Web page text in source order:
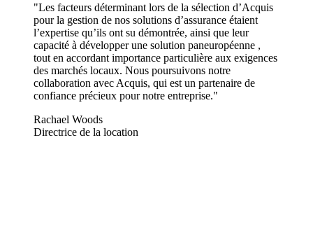
"Les facteurs déterminant lors de la sélection d’Acquis
pour la gestion de nos solutions d’assurance étaient
l’expertise qu’ils ont su démontrée, ainsi que leur
capacité à développer une solution paneuropéenne ,
tout en accordant importance particulière aux exigences
des marchés locaux. Nous poursuivons notre
collaboration avec Acquis, qui est un partenaire de
confiance précieux pour notre entreprise."
Rachael Woods
Directrice de la location